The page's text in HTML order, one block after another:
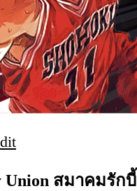
Union สมาคมรักบี้